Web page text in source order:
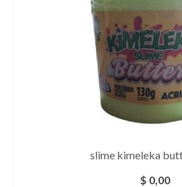
slime kimeleka
$ 0,00